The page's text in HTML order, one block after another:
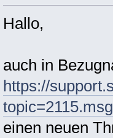
Hallo,
auch in
https://
einen neuen